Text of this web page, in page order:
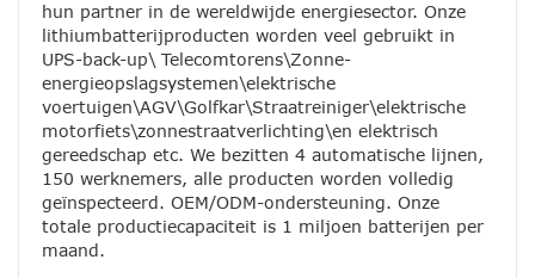
hun partner in de wereldwijde energiesector. Onze
lithiumbatterijproducten worden veel gebruikt in
UPS-back-up\ Telecomtorens\Zonne-
energieopslagsystemen\elektrische
voertuigen\AGV\Golfkar\Straatreiniger\elektrische
motorfiets\zonnestraatverlichting\en elektrisch
gereedschap etc. We bezitten 4 automatische lijnen,
150 werknemers, alle producten worden volledig
geïnspecteerd. OEM/ODM-ondersteuning. Onze
totale productiecapaciteit is 1 miljoen batterijen per
maand.